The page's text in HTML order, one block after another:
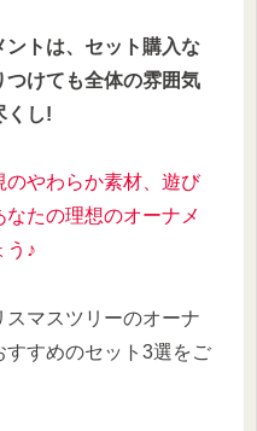
ントは、セット購入な
つけても全体の雰囲気
くし!
やわらか素材、遊び
なたの理想のオーナメ
う♪
マスツリーのオーナ
すすめのセット3選をご